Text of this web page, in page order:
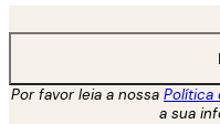
Por favor leia a nossa Política
a sua